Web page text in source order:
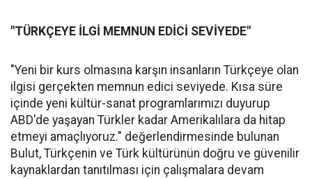
"TÜRKÇEYE İLGİ MEMNUN EDİCİ SEVİYEDE"
"Yeni bir kurs olmasına karşın insanların Türkçeye olan
ilgisi gerçekten memnun edici seviyede. Kısa süre
içinde yeni kültür-sanat programlarımızı duyurup
ABD'de yaşayan Türkler kadar Amerikalılara da hitap
etmeyi amaçlıyoruz." değerlendirmesinde bulunan
Bulut, Türkçenin ve Türk kültürünün doğru ve güvenilir
kaynaklardan tanıtılması için çalışmalara devam